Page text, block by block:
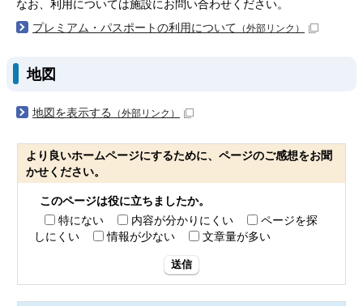
なお、利用については施設にお問い合わせください。
プレミアム・パスポートの利用について （外部リンク）
地図
地図を表示する （外部リンク）
より良いホームページにするために、ページのご感想をお聞
かせください。
このページは役に立ちましたか。
特にない
内容が分かりにくい
ページを探
しにくい
情報が少ない 文章量が多い
送信